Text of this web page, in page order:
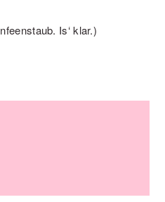
Is‘ klar.)